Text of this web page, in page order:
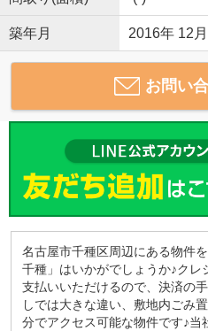
築年月 2016年 12
お問い
名古屋市千種区周辺にある物件
千種」はいかがでしょうか♪クレ
支払いいただけるので、決済の
しでは大きな違い、敷地内ごみ
分でアクセス可能な物件です♪当